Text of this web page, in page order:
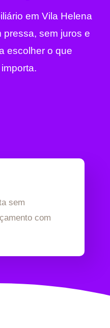
em Vila Helena
pressa, sem juros e
escolher o que
sem
com